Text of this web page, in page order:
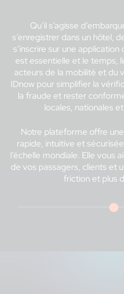
Qu’il s’agisse
s’enregistrer dans un hôtel,
s’inscrire sur une
est essentielle et le temps,
acteurs de la mobilité et du
IDnow pour simplifier la
la fraude et rester
locales, nationales
Notre plateforme offre
rapide, intuitive et
l’échelle mondiale. Elle vous
de vos passagers, clients et
friction et plus